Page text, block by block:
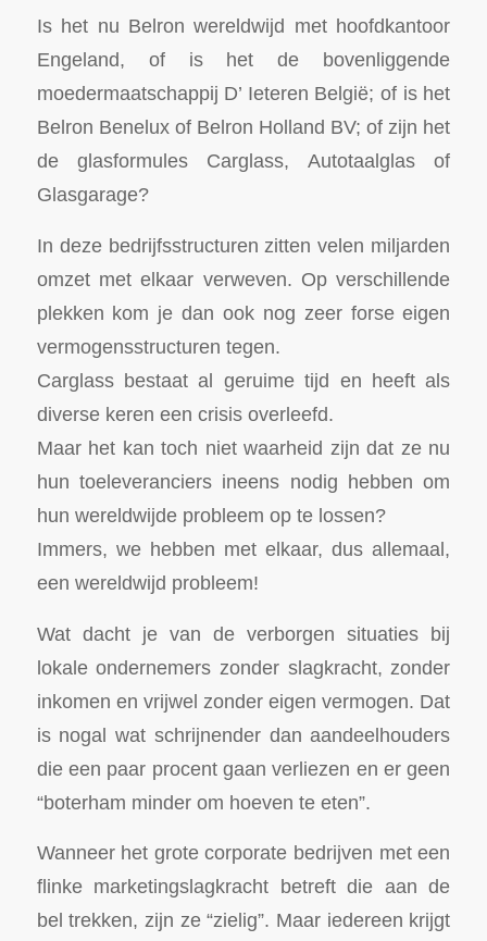
Is het nu Belron wereldwijd met hoofdkantoor
Engeland, of is het de bovenliggende
moedermaatschappij D’ Ieteren België; of is het
Belron Benelux of Belron Holland BV; of zijn het
de glasformules Carglass, Autotaalglas of
Glasgarage?
In deze bedrijfsstructuren zitten velen miljarden
omzet met elkaar verweven. Op verschillende
plekken kom je dan ook nog zeer forse eigen
vermogensstructuren tegen.
Carglass bestaat al geruime tijd en heeft als
diverse keren een crisis overleefd.
Maar het kan toch niet waarheid zijn dat ze nu
hun toeleveranciers ineens nodig hebben om
hun wereldwijde probleem op te lossen?
Immers, we hebben met elkaar, dus allemaal,
een wereldwijd probleem!
Wat dacht je van de verborgen situaties bij
lokale ondernemers zonder slagkracht, zonder
inkomen en vrijwel zonder eigen vermogen. Dat
is nogal wat schrijnender dan aandeelhouders
die een paar procent gaan verliezen en er geen
“boterham minder om hoeven te eten”.
Wanneer het grote corporate bedrijven met een
flinke marketingslagkracht betreft die aan de
bel trekken, zijn ze “zielig”. Maar iedereen krijgt